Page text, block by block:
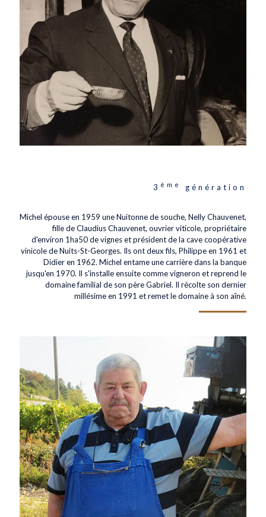
3 ème génération
Michel épouse en 1959 une Nuitonne de souche, Nelly Chauvenet,
fille de Claudius Chauvenet, ouvrier viticole, propriétaire
d'environ 1ha50 de vignes et président de la cave coopérative
vinicole de Nuits-St-Georges. Ils ont deux fils, Philippe en 1961 et
Didier en 1962. Michel entame une carrière dans la banque
jusqu'en 1970. Il s'installe ensuite comme vigneron et reprend le
domaine familial de son père Gabriel. Il récolte son dernier
millésime en 1991 et remet le domaine à son aîné.